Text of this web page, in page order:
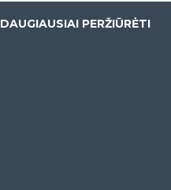
DAUGIAUSIAI PERŽIŪRĖTI